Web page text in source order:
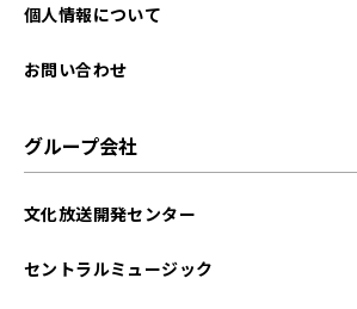
2024年04月
2023年11月
個人情報について
お問い合わせ
グループ会社
文化放送開発センター
セントラルミュージック